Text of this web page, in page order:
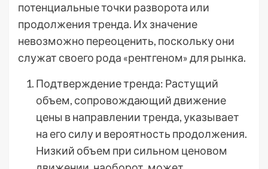
потенциальные точки разворота или
продолжения тренда. Их значение
невозможно переоценить, поскольку они
служат своего рода «рентгеном» для рынка.
Подтверждение тренда: Растущий
объем, сопровождающий движение
цены в направлении тренда, указывает
на его силу и вероятность продолжения.
Низкий объем при сильном ценовом